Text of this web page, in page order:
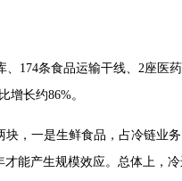
174条食品运输干线、2座医药
增长约86%。
，一是生鲜食品，占冷链业务
能产生规模效应。总体上，冷